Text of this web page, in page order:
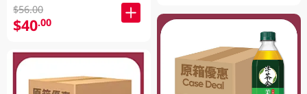
$56.00
$40.00